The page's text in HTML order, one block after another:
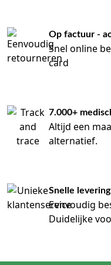
Handmatig
analyzer
dat u de aangegeven
volgt. Kleurkaarten,
kunnen per merk en
vooraf te controleren of
zijn voor uw analyzer.
urine-analyzer en
geautomatiseerde
Op factuur -
Snel online
card
7.000+
Altijd een
alternatief.
Snelle
Eenvoudig
Duidelijke